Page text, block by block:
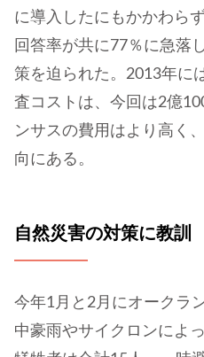
に導入したにもかかわら
回答率が共に77％に急落
策を迫られた。2013年に
査コストは、今回は2億
ンサスの費用はより高く
向にある。
自然災害の対策に教訓
今年1月と2月にオークラ
中豪雨やサイクロンによ